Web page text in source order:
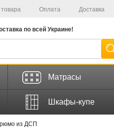
товара Оплата Доставка
по всей Украине!
Матрасы
Шкафы-купе
из ДСП